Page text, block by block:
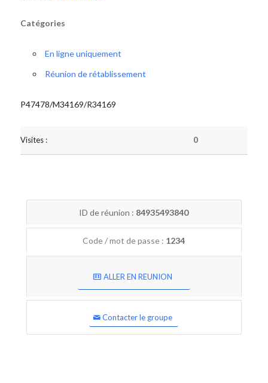
Catégories
En ligne uniquement
Réunion de rétablissement
P47478/M34169/R34169
Visites : 0
ID de réunion : 84935493840
Code / mot de passe : 1234
ALLER EN REUNION
Contacter le groupe